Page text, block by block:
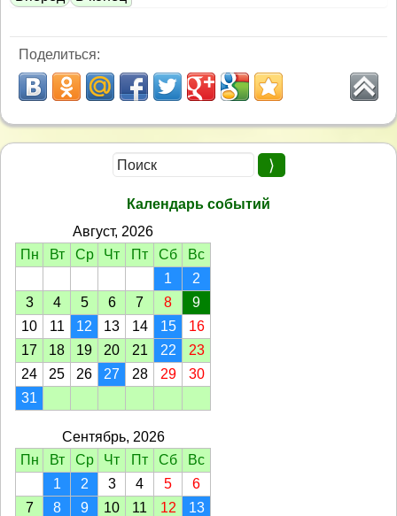
Поделиться:
Календарь событий
Август, 2026
Пн
Вт Ср Чт Пт Сб
Вс
1
2
3
4 5 6 7 8
9
10
11 12 13 14 15
16
17
18 19 20 21 22
23
24
25 26 27 28 29
30
31
Сентябрь, 2026
Пн
Вт Ср Чт Пт Сб
Вс
1
2 3 4 5
6
7
8 9 10 11 12
13